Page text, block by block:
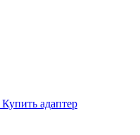
Купить адаптер